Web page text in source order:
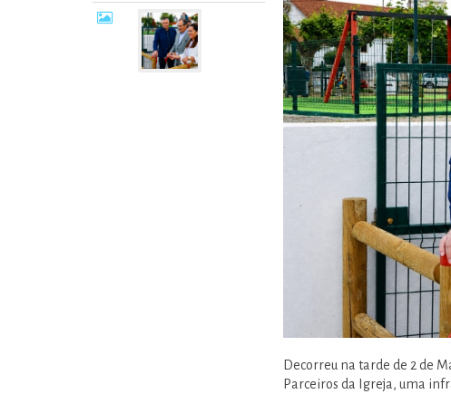
Decorreu na tarde de 2 de
Parceiros da Igreja, uma